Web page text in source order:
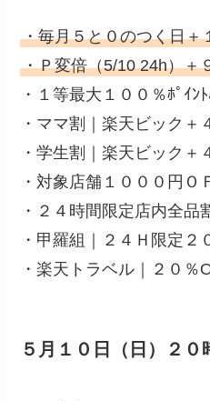
・毎月５と０のつく日＋
・Ｐ変倍（5/10 24h）＋
・１等最大１００％ﾎﾟｲﾝﾄ
・ママ割｜楽天ビック＋
・学生割｜楽天ビック＋
・対象店舗１０００円Ｏ
・２４時間限定店内全品
・甲羅組｜２４Ｈ限定２
・楽天トラベル｜２０％
５月１０日（日）２０